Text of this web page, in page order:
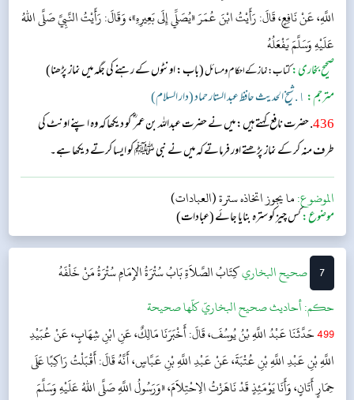
اللَّهِ، عَنْ نَافِعٍ، قَالَ: رَأَيْتُ ابْنَ عُمَرَ «يُصَلِّي إِلَى بَعِيرِهِ»، وَقَالَ: رَأَيْتُ النَّبِيَّ صَلَّى اللهُ
عَلَيْهِ وَسَلَّمَ يَفْعَلُهُ
صحیح بخاری:کتاب: نماز کے احکام و مسائل(باب: اونٹوں کے رہنے کی جگہ میں نماز پڑھنا)
مترجم: ١. شیخ الحدیث حافظ عبد الستار حماد (دار السلام)
436. حضرت نافع کہتے ہیں: میں نے حضرت عبداللہ بن عمر ؓ کو دیکھا کہ وہ اپنے اونٹ کی
طرف منہ کر کے نماز پڑھتے اور فرماتے کہ میں نے نبی ﷺ کو ایسا کرتے دیکھا ہے۔
الموضوع:ما يجوز اتخاذه سترة (العبادات)
موضوع:کس چیز کو سترہ بنایا جائے (عبادات)
7 ‌‌صحيح البخاريكِتَابُ الصَّلاَةِبَابُ سُتْرَةُ الإِمَامِ سُتْرَةُ مَنْ خَلْفَهُ
حکم:أحاديث صحيح البخاريّ كلّها صحيحة
499حَدَّثَنَا عَبْدُ اللَّهِ بْنُ يُوسُفَ، قَالَ: أَخْبَرَنَا مَالِكٌ، عَنِ ابْنِ شِهَابٍ، عَنْ عُبَيْدِ
اللَّهِ بْنِ عَبْدِ اللَّهِ بْنِ عُتْبَةَ، عَنْ عَبْدِ اللَّهِ بْنِ عَبَّاسٍ، أَنَّهُ قَالَ: أَقْبَلْتُ رَاكِبًا عَلَى
حِمَارٍ أَتَانٍ، وَأَنَا يَوْمَئِذٍ قَدْ نَاهَزْتُ الِاحْتِلاَمَ، «وَرَسُولُ اللَّهِ صَلَّى اللهُ عَلَيْهِ وَسَلَّمَ